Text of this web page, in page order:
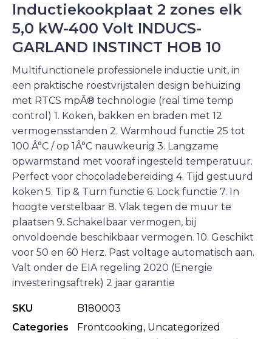
Inductiekookplaat 2 zones elk
5,0 kW-400 Volt INDUCS-
GARLAND INSTINCT HOB 10
Multifunctionele professionele inductie unit, in
een praktische roestvrijstalen design behuizing
met RTCS mpÂ® technologie (real time temp
control) 1. Koken, bakken en braden met 12
vermogensstanden 2. Warmhoud functie 25 tot
100 Â°C / op 1Â°C nauwkeurig 3. Langzame
opwarmstand met vooraf ingesteld temperatuur.
Perfect voor chocoladebereiding 4. Tijd gestuurd
koken 5. Tip & Turn functie 6. Lock functie 7. In
hoogte verstelbaar 8. Vlak tegen de muur te
plaatsen 9. Schakelbaar vermogen, bij
onvoldoende beschikbaar vermogen. 10. Geschikt
voor 50 en 60 Herz. Past voltage automatisch aan.
Valt onder de EIA regeling 2020 (Energie
investeringsaftrek) 2 jaar garantie
SKU
B180003
Categories
Frontcooking, Uncategorized